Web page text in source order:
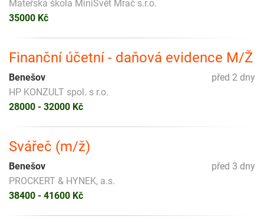
Mateřská škola MiniSvět Mrač s.r.o.
35000 Kč
Finanční účetní - daňová evidence M/Ž
před 2 dny
Benešov
HP KONZULT spol. s r.o.
28000 - 32000 Kč
Svářeč (m/ž)
před 3 dny
Benešov
PROCKERT & HYNEK, a.s.
38400 - 41600 Kč